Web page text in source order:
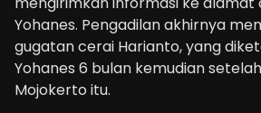
Yohanes. Pengadilan akhirnya
gugatan cerai Harianto, yang
Yohanes 6 bulan kemudian
Mojokerto itu.